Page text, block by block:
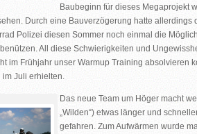
Baubeginn für dieses Megaprojekt
Durch eine Bauverzögerung hatte allerdings
Polizei diesen Sommer noch einmal die
All diese Schwierigkeiten und
im Frühjahr unser Warmup Training absolvieren
im Juli erhielten.
Das neue Team um Höger macht
„Wilden“) etwas länger und
gefahren. Zum Aufwärmen wurde